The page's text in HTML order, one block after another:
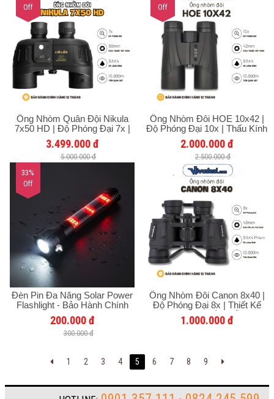
Off
Ống Nhòm Quân Đội Nikula
7x50 HD | Độ Phóng Đại 7x |
Chống Nước IPX7 | Có La Bàn
Và Đo Khoảng Cách
3.499.000 đ
5.000.000 đ
Off
Ống Nhòm Đôi HOE 10x42 |
Độ Phóng Đại 10x | Thấu Kính
HD | Tầm Nhìn 10.000m
2.000.000 đ
2.500.000 đ
33%
Off
Đèn Pin Đa Năng Solar Power
Flashlight - Bảo Hành Chính
Hãng 12 Tháng
200.000 đ
300.000 đ
Ống Nhòm Đôi Canon 8x40 |
Độ Phóng Đại 8x | Thiết Kế
Nhỏ Gọn Cầm Nắm Dễ Dàng |
Tầm Quan Sát 10.000m
1.000.000 đ
1 2 3 4 5 6 7 8 9